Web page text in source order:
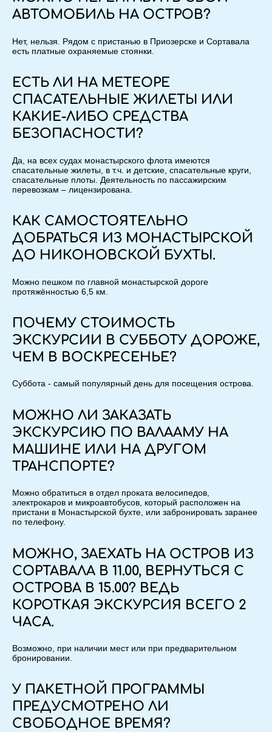
АВТОМОБИЛЬ НА ОСТРОВ?
Нет, нельзя. Рядом с пристанью в Приозерске и Сортавала
есть платные охраняемые стоянки.
ЕСТЬ ЛИ НА МЕТЕОРЕ
СПАСАТЕЛЬНЫЕ ЖИЛЕТЫ ИЛИ
КАКИЕ-ЛИБО СРЕДСТВА
БЕЗОПАСНОСТИ?
Да, на всех судах монастырского флота имеются
спасательные жилеты, в т.ч. и детские, спасательные круги,
спасательные плоты. Деятельность по пассажирским
перевозкам – лицензирована.
КАК САМОСТОЯТЕЛЬНО
ДОБРАТЬСЯ ИЗ МОНАСТЫРСКОЙ
ДО НИКОНОВСКОЙ БУХТЫ.
Можно пешком по главной монастырской дороге
протяжённостью 6,5 км.
ПОЧЕМУ СТОИМОСТЬ
ЭКСКУРСИИ В СУББОТУ ДОРОЖЕ,
ЧЕМ В ВОСКРЕСЕНЬЕ?
Суббота - самый популярный день для посещения острова.
МОЖНО ЛИ ЗАКАЗАТЬ
ЭКСКУРСИЮ ПО ВАЛААМУ НА
МАШИНЕ ИЛИ НА ДРУГОМ
ТРАНСПОРТЕ?
Можно обратиться в отдел проката велосипедов,
электрокаров и микроавтобусов, который расположен на
пристани в Монастырской бухте, или забронировать заранее
по телефону.
МОЖНО, ЗАЕХАТЬ НА ОСТРОВ ИЗ
СОРТАВАЛА В 11.00, ВЕРНУТЬСЯ С
ОСТРОВА В 15.00? ВЕДЬ
КОРОТКАЯ ЭКСКУРСИЯ ВСЕГО 2
ЧАСА.
Возможно, при наличии мест или при предварительном
бронировании.
У ПАКЕТНОЙ ПРОГРАММЫ
ПРЕДУСМОТРЕНО ЛИ
СВОБОДНОЕ ВРЕМЯ?